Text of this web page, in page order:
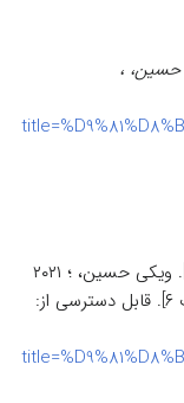
،
مشارکت‌کنندگان ویکی حسین. فرزدق‌ [اینترنت]. ویکی حسین، ؛ ۲۰۲۱